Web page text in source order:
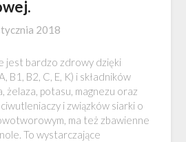
2018
jest bardzo zdrowy dzięki
B1, B2, C, E, K) i składników
żelaza, potasu, magnezu oraz
i związków siarki o
ma też zbawienne
To wystarczające